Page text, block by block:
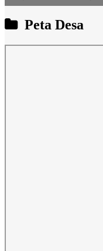
ANAK AGUNG AYU
Kepala Urusan Umum
Peta Desa